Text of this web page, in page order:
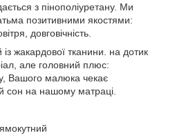
з пінополіуретану. Ми
позитивними якостями:
довговічність.
жакардової тканини. на дотик
але головний плюс:
Вашого малюка чекає
сон на нашому матраці.